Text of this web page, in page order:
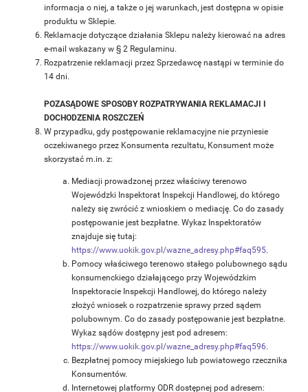
informacja o niej, a także o jej warunkach, jest dostępna w opisie
produktu w Sklepie.
Reklamacje dotyczące działania Sklepu należy kierować na adres
e-mail wskazany w § 2 Regulaminu.
Rozpatrzenie reklamacji przez Sprzedawcę nastąpi w terminie do
14 dni.
POZASĄDOWE SPOSOBY ROZPATRYWANIA REKLAMACJI I
DOCHODZENIA ROSZCZEŃ
W przypadku, gdy postępowanie reklamacyjne nie przyniesie
oczekiwanego przez Konsumenta rezultatu, Konsument może
skorzystać m.in. z:
Mediacji prowadzonej przez właściwy terenowo
Wojewódzki Inspektorat Inspekcji Handlowej, do którego
należy się zwrócić z wnioskiem o mediację. Co do zasady
postępowanie jest bezpłatne. Wykaz Inspektoratów
znajduje się tutaj:
https://www.uokik.gov.pl/wazne_adresy.php#faq595.
Pomocy właściwego terenowo stałego polubownego sądu
konsumenckiego działającego przy Wojewódzkim
Inspektoracie Inspekcji Handlowej, do którego należy
złożyć wniosek o rozpatrzenie sprawy przed sądem
polubownym. Co do zasady postępowanie jest bezpłatne.
Wykaz sądów dostępny jest pod adresem:
https://www.uokik.gov.pl/wazne_adresy.php#faq596.
Bezpłatnej pomocy miejskiego lub powiatowego rzecznika
Konsumentów.
Internetowej platformy ODR dostępnej pod adresem: